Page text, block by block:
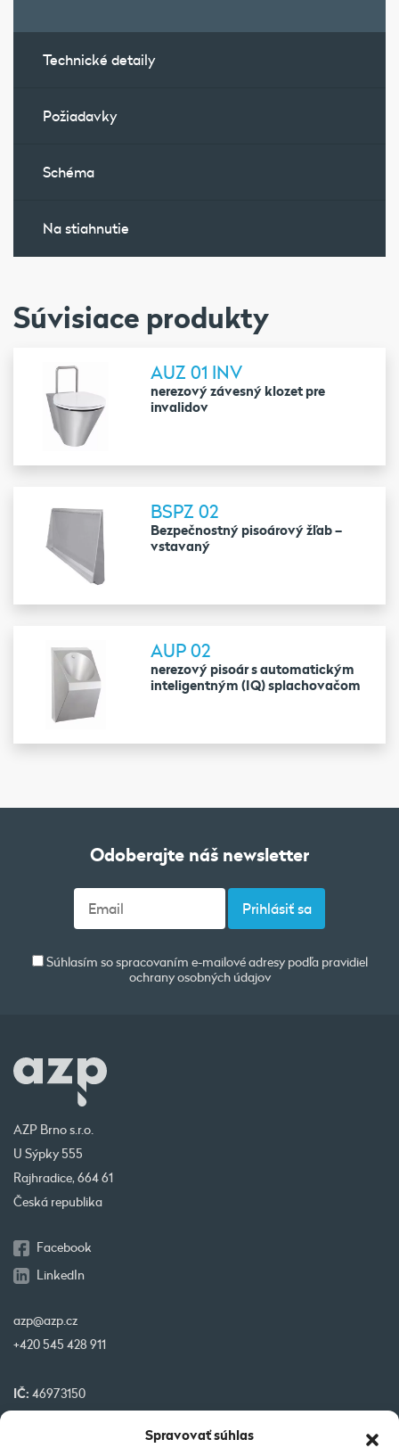
Spravovať súhlas
Technické detaily
Požiadavky
Schéma
Na stiahnutie
Súvisiace produkty
AUZ 01 INV
nerezový závesný klozet pre
invalidov
BSPZ 02
Bezpečnostný pisoárový žľab –
vstavaný
AUP 02
nerezový pisoár s automatickým
inteligentným (IQ) splachovačom
Odoberajte náš newsletter
Súhlasím so spracovaním e-mailové adresy podľa pravidiel
ochrany osobných údajov
AZP Brno s.r.o.
U Sýpky 555
Rajhradice, 664 61
Česká republika
Facebook
LinkedIn
azp@azp.cz
+420 545 428 911
IČ: 46973150
CZ32 0800 0000 0000 0951 3312